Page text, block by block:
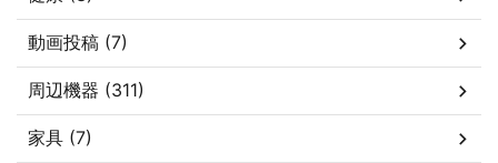
動画投稿 (7)
周辺機器 (311)
家具 (7)